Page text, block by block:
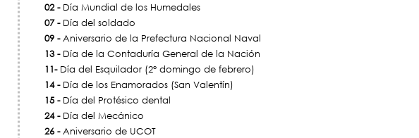
02 -Día Mundial de los Humedales
07 -Día del soldado
09 -Aniversario de la Prefectura Nacional Naval
13 -Día de la Contaduría General de la Nación
11-Día del Esquilador (2° domingo de febrero)
14 -Día de los Enamorados (San Valentín)
15 -Día del Protésico dental
24 -Día del Mecánico
26 -Aniversario de UCOT